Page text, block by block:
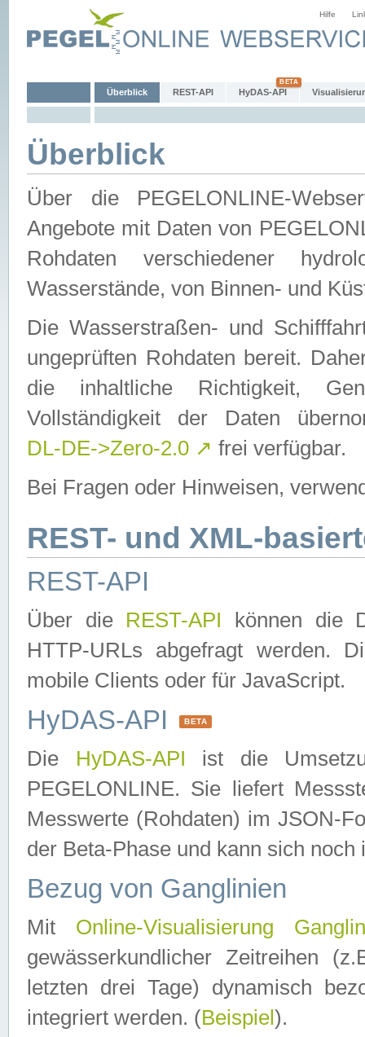
Hilfe
Überblick REST-API HyDAS-API
Überblick
Über die PEGELONLINE-
Angebote mit Daten von
Rohdaten verschiedener
Wasserstände, von Binnen- und
Die Wasserstraßen- und
ungeprüften Rohdaten bereit.
die inhaltliche Richtigkeit,
Vollständigkeit der Daten
DL-DE->Zero-2.0 ↗ frei verfügbar.
Bei Fragen oder Hinweisen,
REST- und XML-
REST-API
Über die REST-API können die
HTTP-URLs abgefragt werden.
mobile Clients oder für JavaScript.
HyDAS-API BETA
Die HyDAS-API ist die
PEGELONLINE. Sie liefert
Messwerte (Rohdaten) im JSON-
der Beta-Phase und kann sich noch
Bezug von Ganglinien
Mit Online-Visualisierung
gewässerkundlicher Zeitreihen
letzten drei Tage) dynamisch
integriert werden. (Beispiel ).